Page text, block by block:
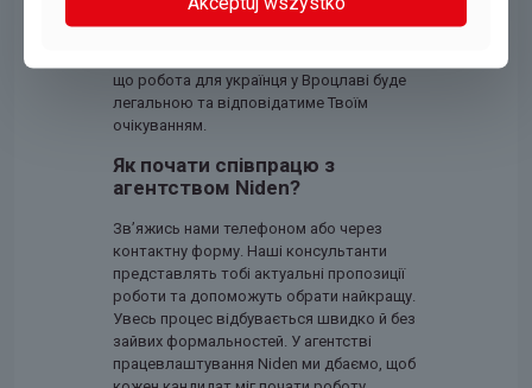
що робота для українця у Вроцлаві буде
легальною та відповідатиме Твоїм
очікуванням.
Як почати співпрацю з
агентством Niden?
Зв’яжись нами телефоном або через
контактну форму. Наші консультанти
представлять тобі актуальні пропозиції
роботи та допоможуть обрати найкращу.
Увесь процес відбувається швидко й без
зайвих формальностей. У агентстві
працевлаштування Niden ми дбаємо, щоб